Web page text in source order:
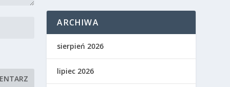
ARCHIWA
sierpień 2026
lipiec 2026